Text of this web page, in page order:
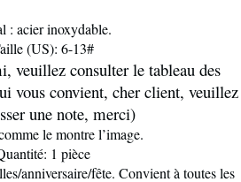
: acier inoxydable.
(US): 6-13#
veuillez consulter le tableau des
vous convient, cher client, veuillez
une note, merci)
le montre l’image.
1 pièce
anniversaire/fête. Convient à toutes les